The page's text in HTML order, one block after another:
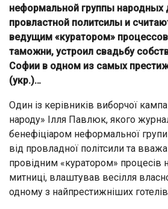
неформальной группы народных
провластной политсилы и
ведущим «куратором»
таможни, устроил свадьбу
Софии в одном из самых
(укр.)…
Один із керівників виборчої
народу» Ілля Павлюк, якого
бенефіціаром неформальної
від провладної політсили та
провідним «куратором» процесів
митниці, влаштував весілля
одному з найпрестижніших